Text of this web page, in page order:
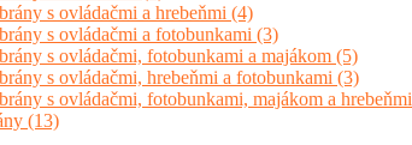
s ovládačmi a hrebeňmi (4)
s ovládačmi a fotobunkami (3)
s ovládačmi, fotobunkami a majákom (5)
s ovládačmi, hrebeňmi a fotobunkami (3)
s ovládačmi, fotobunkami, majákom a hrebeňmi
(13)